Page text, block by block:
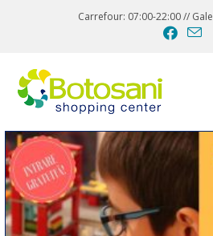
Carrefour: 07:00-22:00 //